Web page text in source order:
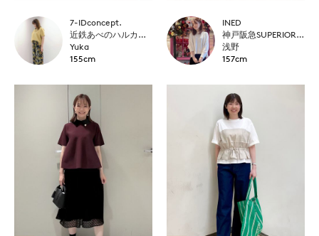
7-IDconcept.
近鉄あべのハルカス7-IDconcept.
Yuka
155cm
INED
神戸阪急SUPERIORCLOSET
浅野
157cm